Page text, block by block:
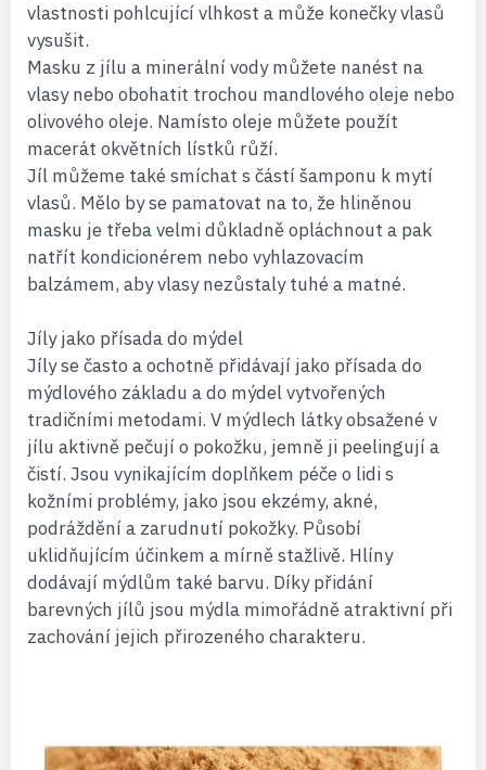
vlastnosti pohlcující vlhkost a může konečky vlasů
vysušit.
Masku z jílu a minerální vody můžete nanést na
vlasy nebo obohatit trochou mandlového oleje nebo
olivového oleje. Namísto oleje můžete použít
macerát okvětních lístků růží.
Jíl můžeme také smíchat s částí šamponu k mytí
vlasů. Mělo by se pamatovat na to, že hliněnou
masku je třeba velmi důkladně opláchnout a pak
natřít kondicionérem nebo vyhlazovacím
balzámem, aby vlasy nezůstaly tuhé a matné.
Jíly jako přísada do mýdel
Jíly se často a ochotně přidávají jako přísada do
mýdlového základu a do mýdel vytvořených
tradičními metodami. V mýdlech látky obsažené v
jílu aktivně pečují o pokožku, jemně ji peelingují a
čistí. Jsou vynikajícím doplňkem péče o lidi s
kožními problémy, jako jsou ekzémy, akné,
podráždění a zarudnutí pokožky. Působí
uklidňujícím účinkem a mírně stažlivě. Hlíny
dodávají mýdlům také barvu. Díky přidání
barevných jílů jsou mýdla mimořádně atraktivní při
zachování jejich přirozeného charakteru.